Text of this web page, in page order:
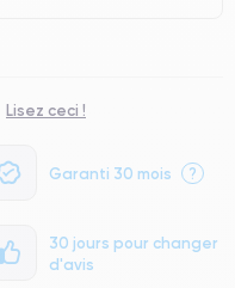
Garanti 30 mois ?
30 jours pour changer
d'avis
Lisez ceci !